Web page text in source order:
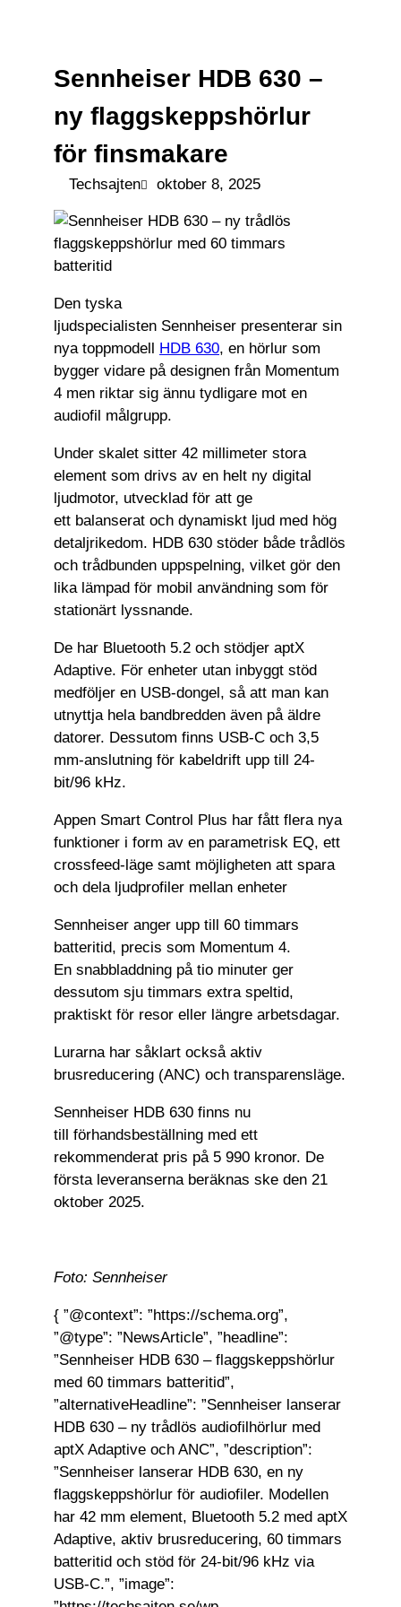
Sennheiser HDB 630 –
ny flaggskeppshörlur
för finsmakare
Techsajten oktober 8, 2025
Den tyska
ljudspecialisten Sennheiser presenterar sin
nya toppmodell HDB 630, en hörlur som
bygger vidare på designen från Momentum
4 men riktar sig ännu tydligare mot en
audiofil målgrupp.
Under skalet sitter 42 millimeter stora
element som drivs av en helt ny digital
ljudmotor, utvecklad för att ge
ett balanserat och dynamiskt ljud med hög
detaljrikedom. HDB 630 stöder både trådlös
och trådbunden uppspelning, vilket gör den
lika lämpad för mobil användning som för
stationärt lyssnande.
De har Bluetooth 5.2 och stödjer aptX
Adaptive. För enheter utan inbyggt stöd
medföljer en USB-dongel, så att man kan
utnyttja hela bandbredden även på äldre
datorer. Dessutom finns USB-C och 3,5
mm-anslutning för kabeldrift upp till 24-
bit/96 kHz.
Appen Smart Control Plus har fått flera nya
funktioner i form av en parametrisk EQ, ett
crossfeed-läge samt möjligheten att spara
och dela ljudprofiler mellan enheter
Sennheiser anger upp till 60 timmars
batteritid, precis som Momentum 4.
En snabbladdning på tio minuter ger
dessutom sju timmars extra speltid,
praktiskt för resor eller längre arbetsdagar.
Lurarna har såklart också aktiv
brusreducering (ANC) och transparensläge.
Sennheiser HDB 630 finns nu
till förhandsbeställning med ett
rekommenderat pris på 5 990 kronor. De
första leveranserna beräknas ske den 21
oktober 2025.
Foto: Sennheiser
{ ”@context”: ”https://schema.org”,
”@type”: ”NewsArticle”, ”headline”:
”Sennheiser HDB 630 – flaggskeppshörlur
med 60 timmars batteritid”,
”alternativeHeadline”: ”Sennheiser lanserar
HDB 630 – ny trådlös audiofilhörlur med
aptX Adaptive och ANC”, ”description”:
”Sennheiser lanserar HDB 630, en ny
flaggskeppshörlur för audiofiler. Modellen
har 42 mm element, Bluetooth 5.2 med aptX
Adaptive, aktiv brusreducering, 60 timmars
batteritid och stöd för 24-bit/96 kHz via
USB-C.”, ”image”: